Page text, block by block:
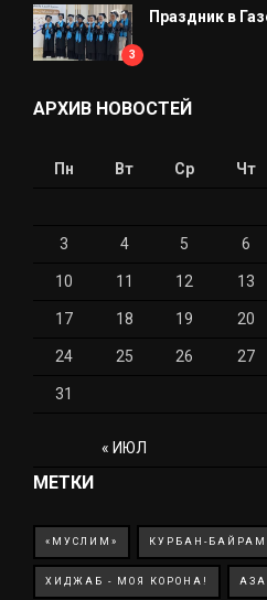
3
Праздник в
АРХИВ НОВОСТЕЙ
Пн Вт Ср Чт
« ИЮЛ
3 4 5 6
10 11 12 13
17 18 19 20
24 25 26 27
31
МЕТКИ
«МУСЛИМ» КУРБАН-БАЙРАМ
ХИДЖАБ - МОЯ КОРОНА!